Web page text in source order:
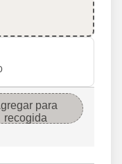
para
recogida